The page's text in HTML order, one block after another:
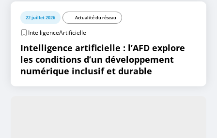
22 juillet 2026 Actualité du réseau
IntelligenceArtificielle
Intelligence artificielle : l’AFD explore
les conditions d’un développement
numérique inclusif et durable